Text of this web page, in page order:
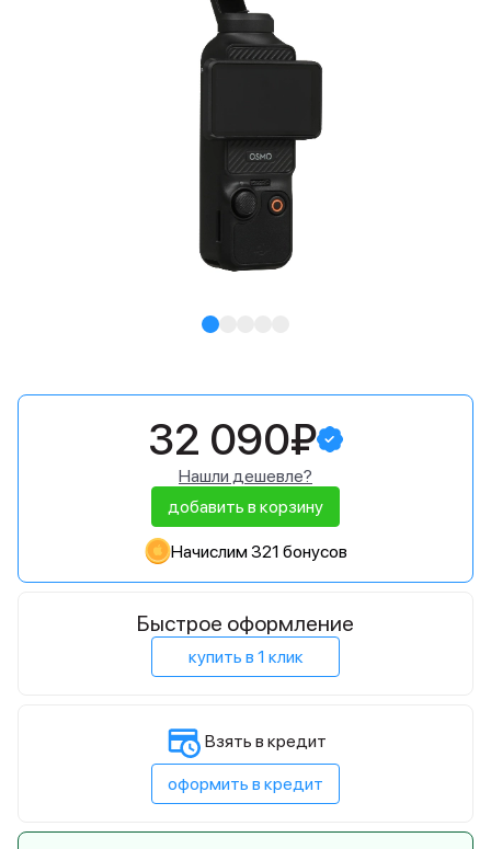
32 090₽
Нашли дешевле?
добавить в корзину
Начислим 321 бонусов
Быстрое оформление
купить в 1 клик
Взять в кредит
оформить в кредит